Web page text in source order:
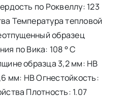
по Роквеллу: 123
Температура тепловой
образец
по Вика: 108 ° С
образца 3,2 мм: HB
мм: HB Огнестойкость:
Плотность: 1.07